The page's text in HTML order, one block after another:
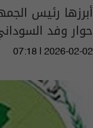
أبرزها رئيس
حوار وفد
07:18 | 2026-02-02